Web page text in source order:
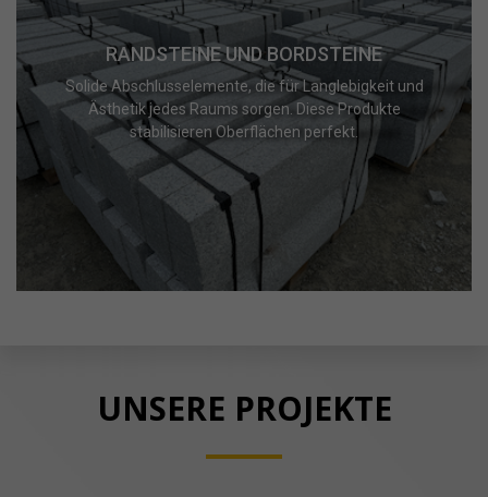
RANDSTEINE UND BORDSTEINE
Solide Abschlusselemente, die für Langlebigkeit und
Ästhetik jedes Raums sorgen. Diese Produkte
stabilisieren Oberflächen perfekt.
UNSERE PROJEKTE